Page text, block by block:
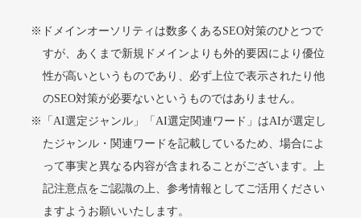
詳細を見る
詳細を見る
alprostadil-br.info
ジャンルその他
DA51 外部リンク数 1202 ドメイン年齢1年
入札 0件
※ドメインオーソリティは数多くあるSEO対策のひとつで
すが、あくまで新規ドメインよりも外的要因により優位
性が高いというものであり、必ず上位で表示されたり他
のSEO対策が必要ないというものではありません。
※「AI選定ジャンル」「AI選定関連ワード」はAIが選定し
たジャンル・関連ワードを記載しているため、場合によ
って事実と異なる内容が含まれることがございます。上
記注意点をご認識の上、参考情報としてご活用ください
ますようお願いいたします。